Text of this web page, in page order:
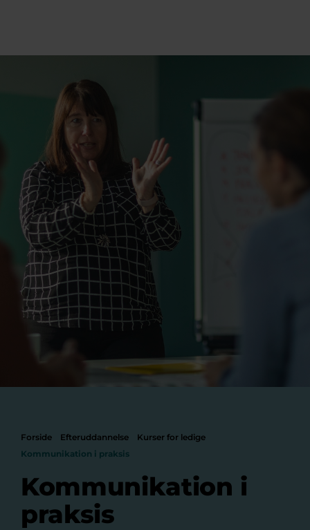
Forside Efteruddannelse
Kurser for ledige
Kommunikation i praksis
Kommunikation i
praksis